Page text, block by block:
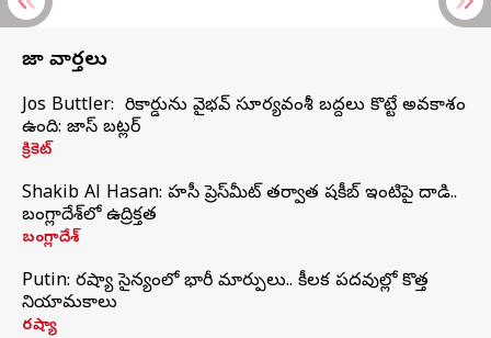
తాజా వార్తలు
Jos Buttler: నా రికార్డును వైభవ్ సూర్యవంశీ బద్దలు కొట్టే అవకాశం
ఉంది: జాస్ బట్లర్
క్రికెట్
Shakib Al Hasan: హసీనా ప్రెస్‌మీట్‌ తర్వాత షకీబ్‌ ఇంటిపై దాడి..
బంగ్లాదేశ్‌లో ఉద్రిక్తత
బంగ్లాదేశ్
Putin: రష్యా సైన్యంలో భారీ మార్పులు.. కీలక పదవుల్లో కొత్త
నియామకాలు
రష్యా